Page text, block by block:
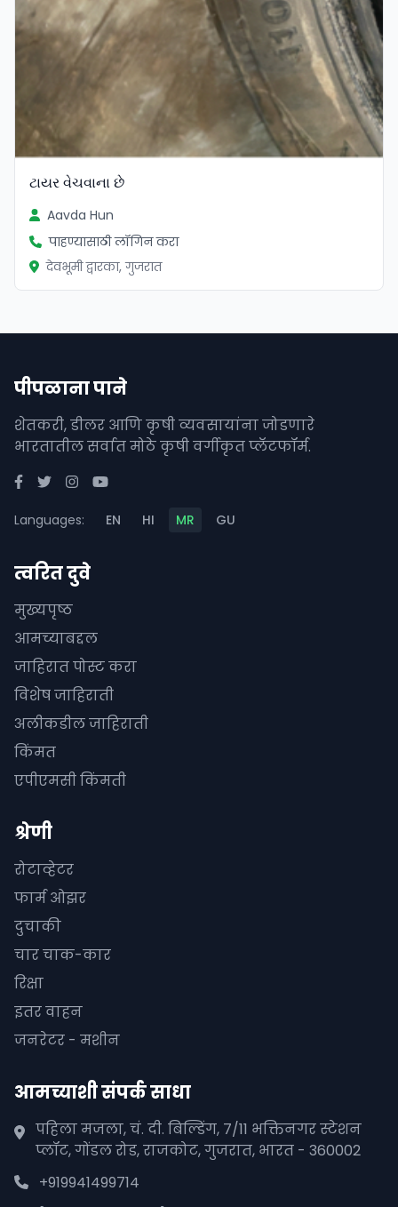
ટાયર વેચવાના છે
Aavda Hun
पाहण्यासाठी लॉगिन करा
देवभूमी द्वारका, गुजरात
पीपळाना पाने
शेतकरी, डीलर आणि कृषी व्यवसायांना जोडणारे
भारतातील सर्वात मोठे कृषी वर्गीकृत प्लॅटफॉर्म.
Languages: EN HI MR GU
त्वरित दुवे
मुख्यपृष्ठ
आमच्याबद्दल
जाहिरात पोस्ट करा
विशेष जाहिराती
अलीकडील जाहिराती
किंमत
एपीएमसी किंमती
श्रेणी
रोटाव्हेटर
फार्म ओझर
दुचाकी
चार चाक-कार
रिक्षा
इतर वाहन
जनरेटर - मशीन
आमच्याशी संपर्क साधा
पहिला मजला, चं. दी. बिल्डिंग, 7/11 भक्तिनगर स्टेशन
प्लॉट, गोंडल रोड, राजकोट, गुजरात, भारत - 360002
+919941499714